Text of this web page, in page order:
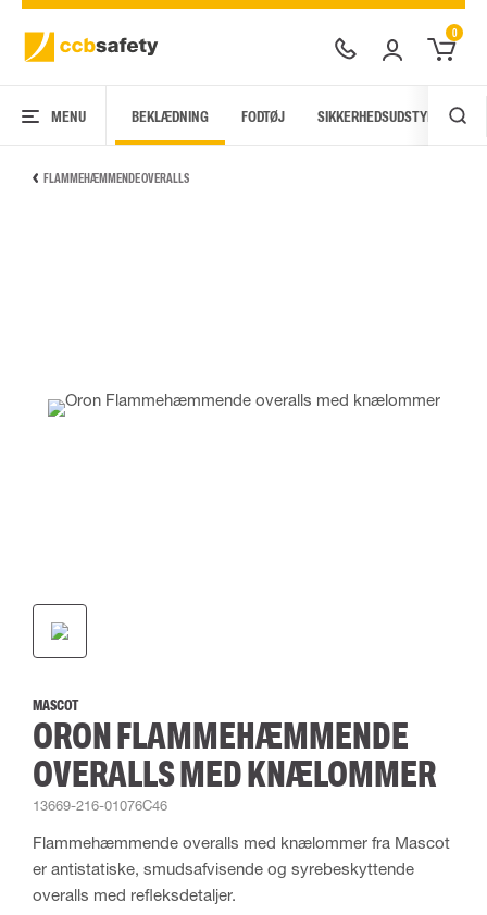
0
MENU BEKLÆDNING FODTØJ SIKKERHEDSUDSTYR
FLAMMEHÆMMENDE OVERALLS
MASCOT
ORON FLAMMEHÆMMENDE
OVERALLS MED KNÆLOMMER
13669-216-01076C46
Flammehæmmende overalls med knælommer fra Mascot
er antistatiske, smudsafvisende og syrebeskyttende
overalls med refleksdetaljer.